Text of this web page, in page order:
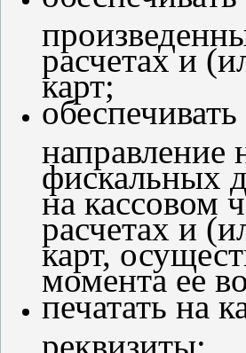
расчетах и
карт;
направление
фискальных
на кассовом
расчетах и
карт,
момента ее
печатать на
реквизиты: